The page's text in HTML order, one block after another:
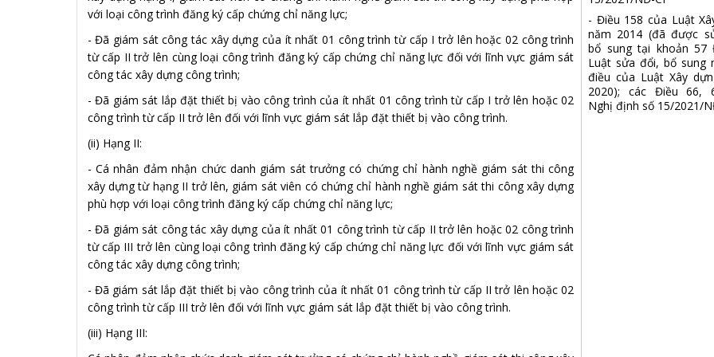
với loại công trình đăng ký cấp chứng chỉ năng lực;
- Đã giám sát công tác xây dựng của ít nhất 01 công trình từ cấp I trở lên hoặc 02 công trình
từ cấp II trở lên cùng loại công trình đăng ký cấp chứng chỉ năng lực đối với lĩnh vực giám sát
công tác xây dựng công trình;
- Đã giám sát lắp đặt thiết bị vào công trình của ít nhất 01 công trình từ cấp I trở lên hoặc 02
công trình từ cấp II trở lên đối với lĩnh vực giám sát lắp đặt thiết bị vào công trình.
(ii) Hạng II:
- Cá nhân đảm nhận chức danh giám sát trưởng có chứng chỉ hành nghề giám sát thi công
xây dựng từ hạng II trở lên, giám sát viên có chứng chỉ hành nghề giám sát thi công xây dựng
phù hợp với loại công trình đăng ký cấp chứng chỉ năng lực;
- Đã giám sát công tác xây dựng của ít nhất 01 công trình từ cấp II trở lên hoặc 02 công trình
từ cấp III trở lên cùng loại công trình đăng ký cấp chứng chỉ năng lực đối với lĩnh vực giám sát
công tác xây dựng công trình;
- Đã giám sát lắp đặt thiết bị vào công trình của ít nhất 01 công trình từ cấp II trở lên hoặc 02
công trình từ cấp III trở lên đối với lĩnh vực giám sát lắp đặt thiết bị vào công trình.
(iii) Hạng III:
- Điều 158 của Luật
năm 2014 (đã được
bổ sung tại khoản 57
Luật sửa đổi, bổ sung
điều của Luật Xây
2020); các Điều 66,
Nghị định số 15/2021/